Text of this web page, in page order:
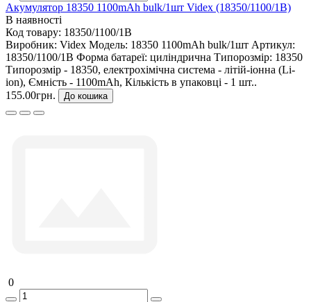
Акумулятор 18350 1100mAh bulk/1шт Videx (18350/1100/1B)
В наявності
Код товару: 18350/1100/1B
Виробник: Videx Модель: 18350 1100mAh bulk/1шт Артикул:
18350/1100/1B Форма батареї: циліндрична Типорозмір: 18350
Типорозмір - 18350, електрохімічна система - літій-іонна (Li-
ion), Ємність - 1100mAh, Кількість в упаковці - 1 шт..
155.00грн.
До кошика
0